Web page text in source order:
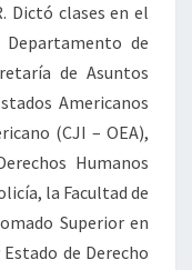
Dictó clases en el
de
de Asuntos
Americanos
(CJI – OEA),
Humanos
la Facultad de
Superior en
de Derecho